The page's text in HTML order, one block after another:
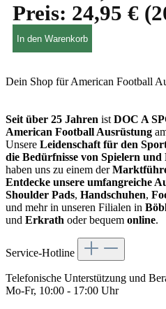
Preis: 24,95 €
In den Warenkorb
Dein Shop für American Football
Seit über 25 Jahren ist DOC A
American Football Ausrüstung
Unsere Leidenschaft für den
die Bedürfnisse von Spielern und
haben uns zu einem der
Entdecke unsere umfangreiche
Shoulder Pads, Handschuhen,
und mehr in unseren Filialen in
und Erkrath oder bequem online.
Service-Hotline
Telefonische Unterstützung und
Mo-Fr, 10:00 - 17:00 Uhr